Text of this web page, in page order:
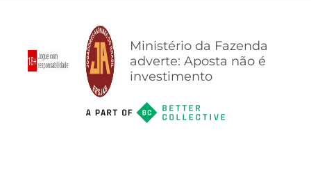
Ministério da Fazenda
adverte: Aposta não é
investimento